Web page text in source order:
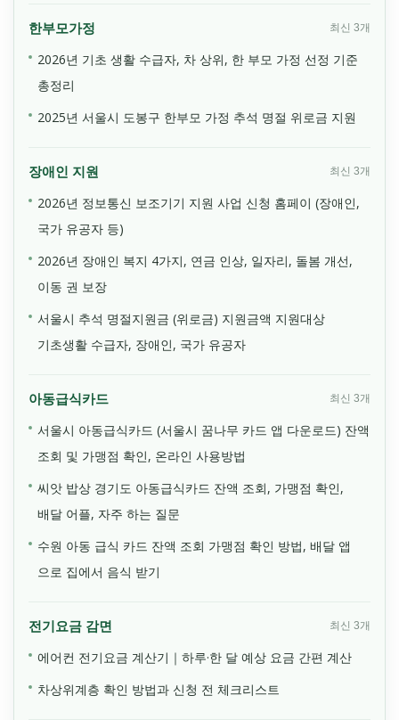
한부모가정 최신 3개
2026년 기초 생활 수급자, 차 상위, 한 부모 가정 선정 기준
총정리
2025년 서울시 도봉구 한부모 가정 추석 명절 위로금 지원
장애인 지원 최신 3개
2026년 정보통신 보조기기 지원 사업 신청 홈페이 (장애인,
국가 유공자 등)
2026년 장애인 복지 4가지, 연금 인상, 일자리, 돌봄 개선,
이동 권 보장
서울시 추석 명절지원금 (위로금) 지원금액 지원대상
기초생활 수급자, 장애인, 국가 유공자
아동급식카드 최신 3개
서울시 아동급식카드 (서울시 꿈나무 카드 앱 다운로드) 잔액
조회 및 가맹점 확인, 온라인 사용방법
씨앗 밥상 경기도 아동급식카드 잔액 조회, 가맹점 확인,
배달 어플, 자주 하는 질문
수원 아동 급식 카드 잔액 조회 가맹점 확인 방법, 배달 앱
으로 집에서 음식 받기
전기요금 감면 최신 3개
에어컨 전기요금 계산기｜하루·한 달 예상 요금 간편 계산
차상위계층 확인 방법과 신청 전 체크리스트